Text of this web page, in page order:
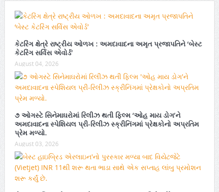
કેટરિંગ ક્ષેત્રે રાષ્ટ્રીય ઓળખ : અમદાવાદના અમૃત પ્રજાપતિને ‘બેસ્ટ
કેટરિંગ સર્વિસ એવોર્ડ’
August 04, 2026
૭ ઓગસ્ટે સિનેમાઘરોમાં રિલીઝ થતી ફિલ્મ ‘ઓહ માય ડોગ’ને
અમદાવાદના સ્પેશિયલ પ્રી-રિલીઝ સ્ક્રીનિંગમાં પ્રેક્ષકોનો અપ્રતિમ
પ્રેમ મળ્યો.
August 03, 2026